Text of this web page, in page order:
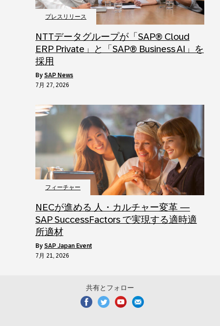
プレスリリース
NTTデータグループが「SAP® Cloud
ERP Private」と「SAP® Business AI」を
採用
by SAP News
7月 27, 2026
フィーチャー
NECが進める 人・カルチャー変革 ―
SAP SuccessFactors で実現する適時適
所適材
by SAP Japan Event
7月 21, 2026
共有とフォロー